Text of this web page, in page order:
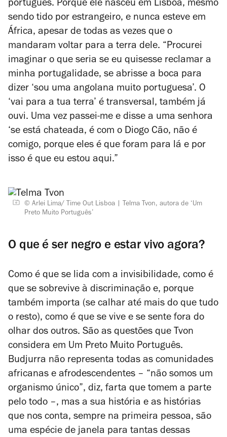
português. Porque ele nasceu em Lisboa, mesmo
sendo tido por estrangeiro, e nunca esteve em
África, apesar de todas as vezes que o
mandaram voltar para a terra dele. “Procurei
imaginar o que seria se eu quisesse reclamar a
minha portugalidade, se abrisse a boca para
dizer ‘sou uma angolana muito portuguesa’. O
‘vai para a tua terra’ é transversal, também já
ouvi. Uma vez passei-me e disse a uma senhora
‘se está chateada, é com o Diogo Cão, não é
comigo, porque eles é que foram para lá e por
isso é que eu estou aqui.”
© Arlei Lima/ Time Out Lisboa
Telma Tvon, autora de ‘Um
Preto Muito Português’
O que é ser negro e estar vivo agora?
Como é que se lida com a invisibilidade, como é
que se sobrevive à discriminação e, porque
também importa (se calhar até mais do que tudo
o resto), como é que se vive e se sente fora do
olhar dos outros. São as questões que Tvon
considera em Um Preto Muito Português.
Budjurra não representa todas as comunidades
africanas e afrodescendentes – “não somos um
organismo único”, diz, farta que tomem a parte
pelo todo –, mas a sua história e as histórias
que nos conta, sempre na primeira pessoa, são
uma espécie de janela para tantas dessas